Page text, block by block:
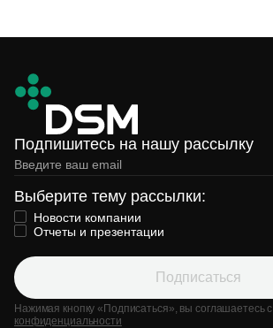
Подпишитесь на нашу рассылку
Выберите тему рассылки:
Новости компании
Отчеты и презентации
Подписаться
Нажимая кнопку «Подписаться», вы соглашаетесь с
конфиденциальности